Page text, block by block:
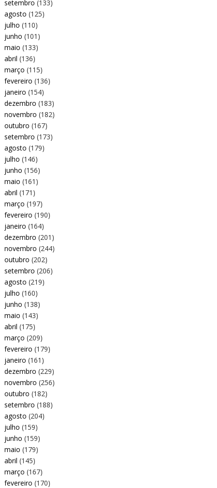
setembro (133)
agosto (125)
julho (110)
junho (101)
maio (133)
abril (136)
março (115)
fevereiro (136)
janeiro (154)
dezembro (183)
novembro (182)
outubro (167)
setembro (173)
agosto (179)
julho (146)
junho (156)
maio (161)
abril (171)
março (197)
fevereiro (190)
janeiro (164)
dezembro (201)
novembro (244)
outubro (202)
setembro (206)
agosto (219)
julho (160)
junho (138)
maio (143)
abril (175)
março (209)
fevereiro (179)
janeiro (161)
dezembro (229)
novembro (256)
outubro (182)
setembro (188)
agosto (204)
julho (159)
junho (159)
maio (179)
abril (145)
março (167)
fevereiro (170)